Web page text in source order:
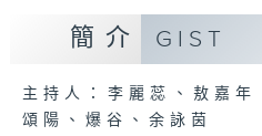
簡介 GIST
主持人：李麗蕊、敖嘉
頌陽、爆谷、余詠茵